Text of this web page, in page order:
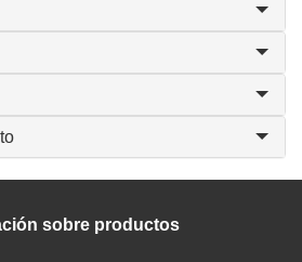
sobre productos